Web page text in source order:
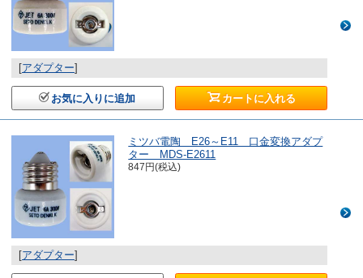
[アダプター]
お気に入りに追加 カートに入れる
ミツバ電陶 E26～E11 口金変換アダプ
ター MDS-E2611
847円(税込)
[アダプター]